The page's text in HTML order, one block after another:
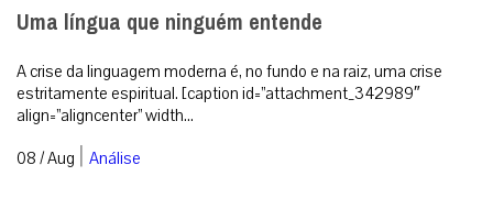
Uma língua que ninguém entende
A crise da linguagem moderna é, no fundo e na raiz, uma crise
estritamente espiritual. [caption id=”attachment_342989″
align=”aligncenter” width...
08 / Aug | Análise